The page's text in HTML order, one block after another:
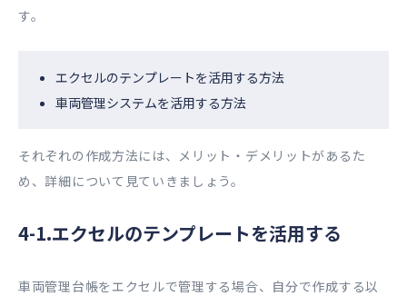
す。
エクセルのテンプレートを活用する方法
車両管理システムを活用する方法
それぞれの作成方法には、メリット・デメリットがあるた
め、詳細について見ていきましょう。
4-1.エクセルのテンプレートを活用する
車両管理台帳をエクセルで管理する場合、自分で作成する以